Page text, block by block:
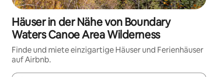
Häuser in der Nähe von Boundary
Waters Canoe Area Wilderness
Finde und miete einzigartige Häuser und Ferienhäuser
auf Airbnb.